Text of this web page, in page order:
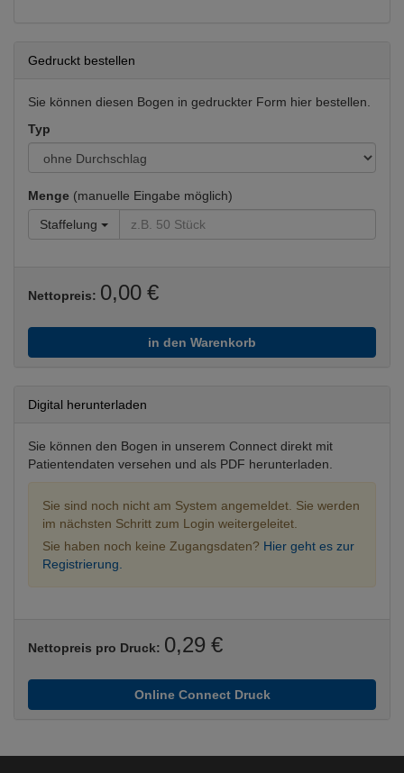
Gedruckt bestellen
Sie können diesen Bogen in gedruckter Form hier bestellen.
Typ
Menge (manuelle Eingabe möglich)
Staffelung
Nettopreis: 0,00 €
in den Warenkorb
Digital herunterladen
Sie können den Bogen in unserem Connect direkt mit
Patientendaten versehen und als PDF herunterladen.
Sie sind noch nicht am System angemeldet. Sie werden
im nächsten Schritt zum Login weitergeleitet.
Sie haben noch keine Zugangsdaten? Hier geht es zur
Registrierung.
Nettopreis pro Druck: 0,29 €
Online Connect Druck